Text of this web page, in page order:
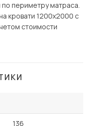
периметру матраса.
кровати 1200х2000 с
стоимости
136